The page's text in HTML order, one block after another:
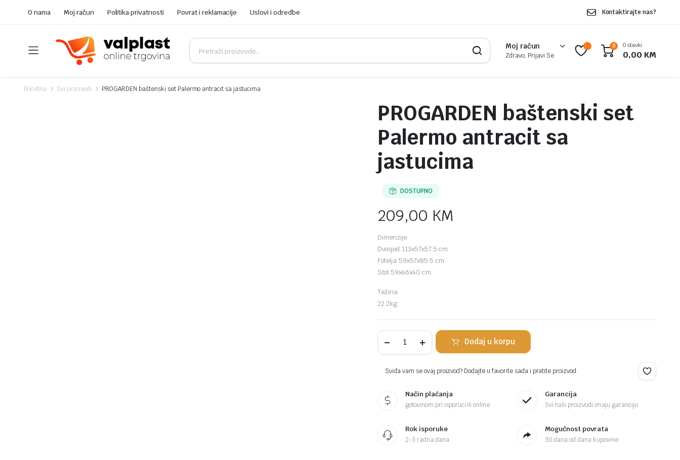
O nama Moj račun Politika privatnosti Povrat i reklamacije Uslovi i odredbe Kontaktirajte nas?
Moj račun
Zdravo, Prijavi Se
0 0 stavki
0,00 KM
Početna Svi proizvodi PROGARDEN baštenski set Palermo antracit sa jastucima
PROGARDEN baštenski set
Palermo antracit sa
jastucima
DOSTUPNO
209,00 KM
Dimenzije:
Dvosjed:113x57x57.5 cm
Fotelja:59x57x85.5 cm
Stol:59x46x40 cm.
Težina:
22.2kg.
PROGARDEN
baštenski
antracit
komada
Dodaj u korpu
Sviđa vam se ovaj proizvod? Dodajte u favorite sada i pratite proizvod.
Način plaćanja
gotovinom pri isporuci ili online
Garancija
Svi naši proizvodi imaju garanciju
Rok isporuke
2-3 radna dana
Mogućnost povrata
30 dana od dana kupovine